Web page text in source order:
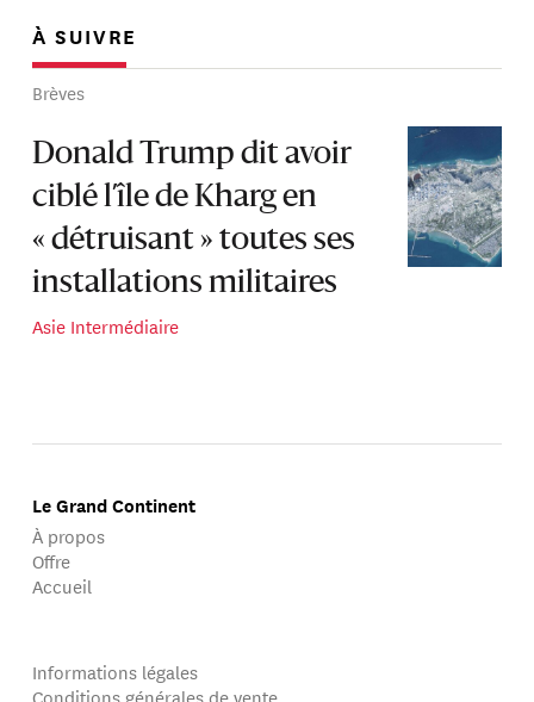
À SUIVRE
Brèves
Donald Trump dit avoir
ciblé l’île de Kharg en
« détruisant » toutes ses
installations militaires
Asie Intermédiaire
Le Grand Continent
À propos
Offre
Accueil
Informations légales
Conditions générales de vente